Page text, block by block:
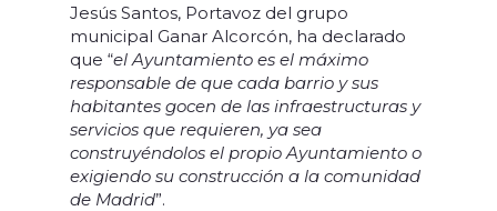
Jesús Santos, Portavoz del grupo
municipal Ganar Alcorcón, ha declarado
que “el Ayuntamiento es el máximo
responsable de que cada barrio y sus
habitantes gocen de las infraestructuras y
servicios que requieren, ya sea
construyéndolos el propio Ayuntamiento o
exigiendo su construcción a la comunidad
de Madrid”.